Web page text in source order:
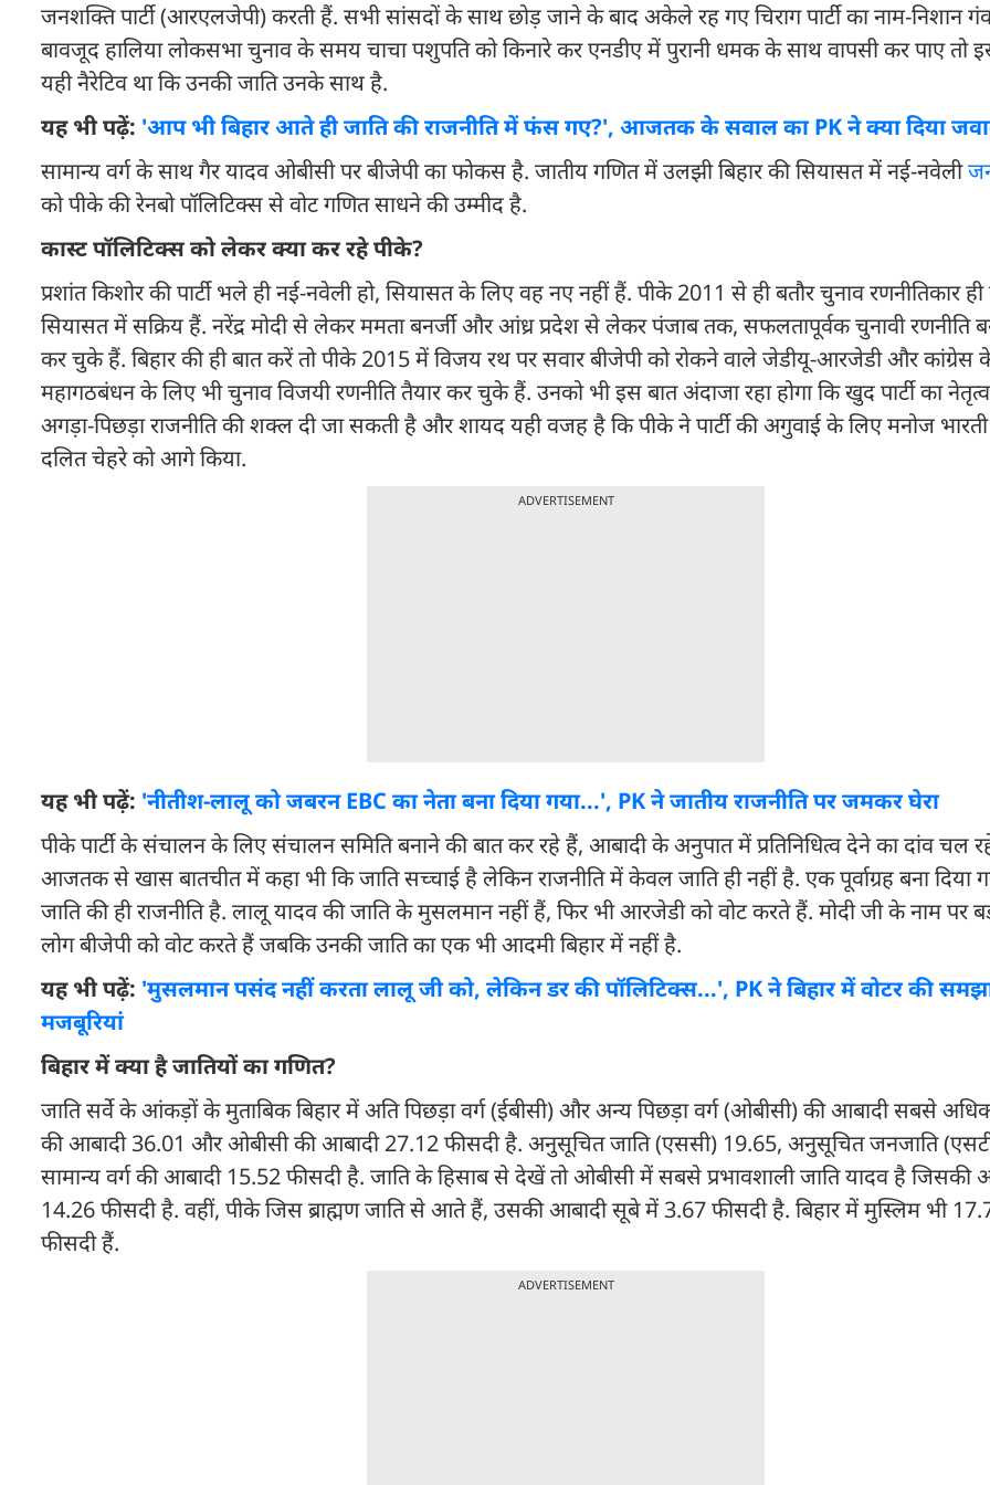
जनशक्ति पार्टी (आरएलजेपी) करती हैं. सभी सांसदों के साथ छोड़ जाने के बाद अकेले रह गए चिराग पार्टी का नाम-निशान
बावजूद हालिया लोकसभा चुनाव के समय चाचा पशुपति को किनारे कर एनडीए में पुरानी धमक के साथ वापसी कर पाए तो
यही नैरेटिव था कि उनकी जाति उनके साथ है.
यह भी पढ़ें: 'आप भी बिहार आते ही जाति की राजनीति में फंस गए?', आजतक के सवाल का PK ने क्या दिया
सामान्य वर्ग के साथ गैर यादव ओबीसी पर बीजेपी का फोकस है. जातीय गणित में उलझी बिहार की सियासत में नई-नवेली
को पीके की रेनबो पॉलिटिक्स से वोट गणित साधने की उम्मीद है.
कास्ट पॉलिटिक्स को लेकर क्या कर रहे पीके?
प्रशांत किशोर की पार्टी भले ही नई-नवेली हो, सियासत के लिए वह नए नहीं हैं. पीके 2011 से ही बतौर चुनाव रणनीतिकार ही
सियासत में सक्रिय हैं. नरेंद्र मोदी से लेकर ममता बनर्जी और आंध्र प्रदेश से लेकर पंजाब तक, सफलतापूर्वक चुनावी रणनीति
कर चुके हैं. बिहार की ही बात करें तो पीके 2015 में विजय रथ पर सवार बीजेपी को रोकने वाले जेडीयू-आरजेडी और कांग्रेस
महागठबंधन के लिए भी चुनाव विजयी रणनीति तैयार कर चुके हैं. उनको भी इस बात अंदाजा रहा होगा कि खुद पार्टी का
अगड़ा-पिछड़ा राजनीति की शक्ल दी जा सकती है और शायद यही वजह है कि पीके ने पार्टी की अगुवाई के लिए मनोज
दलित चेहरे को आगे किया.
ADVERTISEMENT
यह भी पढ़ें: 'नीतीश-लालू को जबरन EBC का नेता बना दिया गया...', PK ने जातीय राजनीति पर जमकर घेरा
पीके पार्टी के संचालन के लिए संचालन समिति बनाने की बात कर रहे हैं, आबादी के अनुपात में प्रतिनिधित्व देने का दांव चल
आजतक से खास बातचीत में कहा भी कि जाति सच्चाई है लेकिन राजनीति में केवल जाति ही नहीं है. एक पूर्वाग्रह बना दिया
जाति की ही राजनीति है. लालू यादव की जाति के मुसलमान नहीं हैं, फिर भी आरजेडी को वोट करते हैं. मोदी जी के नाम पर
लोग बीजेपी को वोट करते हैं जबकि उनकी जाति का एक भी आदमी बिहार में नहीं है.
यह भी पढ़ें: 'मुसलमान पसंद नहीं करता लालू जी को, लेकिन डर की पॉलिटिक्स...', PK ने बिहार में वोटर की
मजबूरियां
बिहार में क्या है जातियों का गणित?
जाति सर्वे के आंकड़ों के मुताबिक बिहार में अति पिछड़ा वर्ग (ईबीसी) और अन्य पिछड़ा वर्ग (ओबीसी) की आबादी सबसे
की आबादी 36.01 और ओबीसी की आबादी 27.12 फीसदी है. अनुसूचित जाति (एससी) 19.65, अनुसूचित जनजाति
सामान्य वर्ग की आबादी 15.52 फीसदी है. जाति के हिसाब से देखें तो ओबीसी में सबसे प्रभावशाली जाति यादव है जिसकी
14.26 फीसदी है. वहीं, पीके जिस ब्राह्मण जाति से आते हैं, उसकी आबादी सूबे में 3.67 फीसदी है. बिहार में मुस्लिम भी
फीसदी हैं.
ADVERTISEMENT